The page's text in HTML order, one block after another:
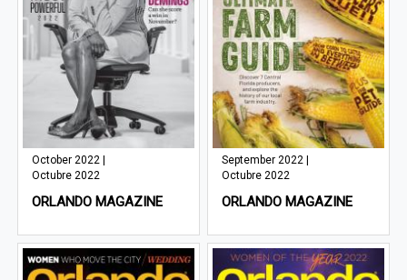
October 2022 |
Octubre 2022
ORLANDO MAGAZINE
September 2022 |
Octubre 2022
ORLANDO MAGAZINE